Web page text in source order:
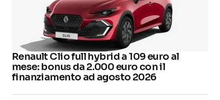
Renault Clio full hybrid a 109 euro al
mese: bonus da 2.000 euro con il
finanziamento ad agosto 2026